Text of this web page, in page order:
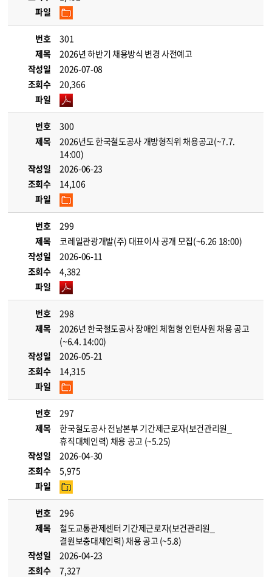
파일
번호
301
제목
2026년 하반기 채용방식 변경 사전예고
작성일
2026-07-08
조회수
20,366
파일
번호
300
제목
2026년도 한국철도공사 개방형직위 채용공고(~7.7.
14:00)
작성일
2026-06-23
조회수
14,106
파일
번호
299
제목
코레일관광개발(주) 대표이사 공개 모집(~6.26 18:00)
작성일
2026-06-11
조회수
4,382
파일
번호
298
제목
2026년 한국철도공사 장애인 체험형 인턴사원 채용 공고
(~6.4. 14:00)
작성일
2026-05-21
조회수
14,315
파일
번호
297
제목
한국철도공사 전남본부 기간제근로자(보건관리원_
휴직대체인력) 채용 공고 (~5.25)
작성일
2026-04-30
조회수
5,975
파일
번호
296
제목
철도교통관제센터 기간제근로자(보건관리원_
결원보충대체인력) 채용 공고 (~5.8)
작성일
2026-04-23
조회수
7,327